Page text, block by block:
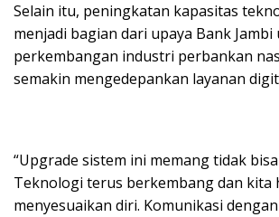
Selain itu, peningkatan kapasitas
menjadi bagian dari upaya Bank
perkembangan industri perbankan
semakin mengedepankan layanan
“Upgrade sistem ini memang tidak
Teknologi terus berkembang dan kita
menyesuaikan diri. Komunikasi